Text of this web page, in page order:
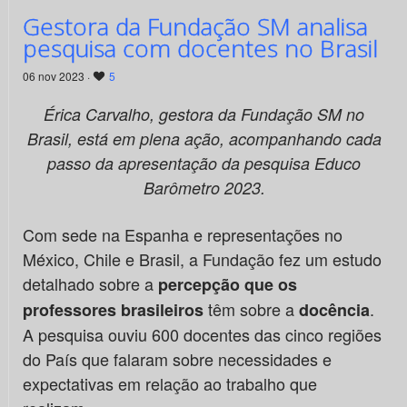
Gestora da Fundação SM analisa
pesquisa com docentes no Brasil
06 nov 2023 · 5
Érica Carvalho, gestora da Fundação SM no
Brasil, está em plena ação, acompanhando cada
passo da apresentação da pesquisa Educo
Barômetro 2023.
Com sede na Espanha e representações no
México, Chile e Brasil, a Fundação fez um estudo
detalhado sobre a percepção que os
professores brasileirostêm sobre adocência.
A pesquisa ouviu 600 docentes das cinco regiões
do País que falaram sobre necessidades e
expectativas em relação ao trabalho que